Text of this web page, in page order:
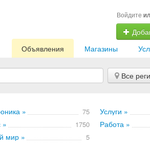
Войдите
Магазины
Объявления
Все
» 75 Услуги »
» 1750 Работа »
мир » 5